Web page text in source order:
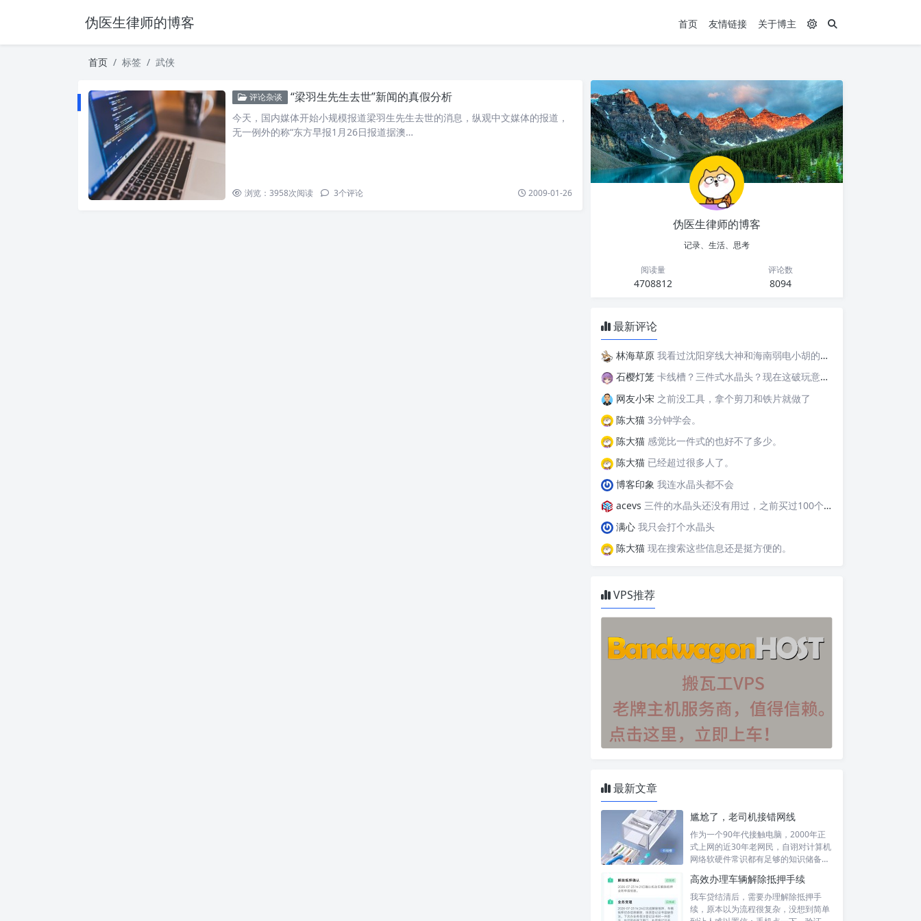
伪医生律师的博客 首页 友情链接 关于博主
首页 标签 武侠
评论杂谈 “梁羽生先生去世”新闻的真假分析
今天，国内媒体开始小规模报道梁羽生先生去世的消息，纵观中文媒体的报道，
无一例外的称“东方早报1月26日报道据澳…
浏览：3958次阅读 3个评论 2009-01-26
伪医生律师的博客
记录、生活、思考
阅读量
4708812
评论数
8094
最新评论
林海草原 我看过沈阳穿线大神和海南弱电小胡的视频，他们做这些的熟练程度，是不是也是建立在这些翻车之上的....
石樱灯笼 卡线槽？三件式水晶头？现在这破玩意变得这么复杂了？
网友小宋 之前没工具，拿个剪刀和铁片就做了
陈大猫 3分钟学会。
陈大猫 感觉比一件式的也好不了多少。
陈大猫 已经超过很多人了。
博客印象 我连水晶头都不会
acevs 三件的水晶头还没有用过，之前买过100个水晶头还没有 用完。
满心 我只会打个水晶头
陈大猫 现在搜索这些信息还是挺方便的。
VPS推荐
最新文章
尴尬了，老司机接错网线
作为一个90年代接触电脑，2000年正
式上网的近30年老网民，自诩对计算机
网络软硬件常识都有足够的知识储备，
高效办理车辆解除抵押手续
我车贷结清后，需要办理解除抵押手
续，原本以为流程很复杂，没想到简单